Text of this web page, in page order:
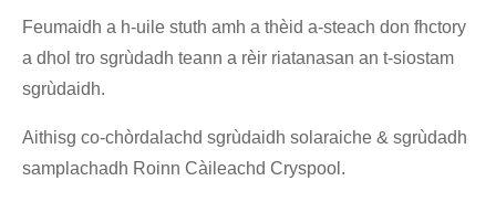
Feumaidh a h-uile stuth amh a thèid a-steach don fhctory
a dhol tro sgrùdadh teann a rèir riatanasan an t-siostam
sgrùdaidh.
Aithisg co-chòrdalachd sgrùdaidh solaraiche & sgrùdadh
samplachadh Roinn Càileachd Cryspool.